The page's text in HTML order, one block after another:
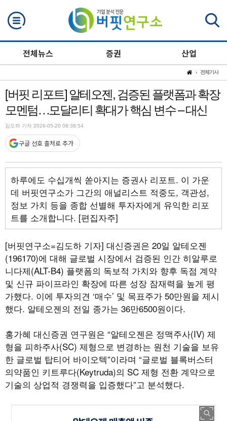
전체뉴스 증권 산업
전체기사
[버핏 리포트] 알테오젠, 검증된 플랫폼과 확장
모멘텀…모달리티 확대가 핵심 변수 – 대신
김도하 기자 2026-05-20 08:38:54
구글 선호 출처로 추가
하루에도 수십개씩 쏟아지는 증권사 리포트. 이 가운
데 버핏연구소가 그간의 애널리스트 적중도, 객관성,
정보 가치 등을 종합 선별해 투자자에게 유익한 리포
트를 소개합니다. [편집자주]
[버핏연구소=김도하 기자] 대신증권은 20일 알테오젠
(196170)에 대해 글로벌 시장에서 검증된 인간 히알루로
니다제(ALT-B4) 플랫폼의 독보적 가치와 향후 독점 계약
및 신규 파이프라인 확장에 따른 성장 잠재력을 높게 평
가했다. 이에 투자의견 ‘매수’ 및 목표주가 50만원을 제시
했다. 알테오젠의 전일 종가는 36만6500원이다.
홍가혜 대신증권 연구원은 “알테오젠은 정맥주사(IV) 제
형을 피하주사(SC) 제형으로 변경하는 원천 기술을 보유
한 글로벌 탑티어 바이오텍”이라며 “글로벌 블록버스터
의약품인 키트루다(Keytruda)의 SC 제형 전환 계약으로
기술의 상업적 경쟁력을 입증했다”고 분석했다.
검색